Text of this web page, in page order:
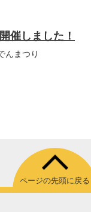
催しました！
んまつり
ページの先頭に戻る